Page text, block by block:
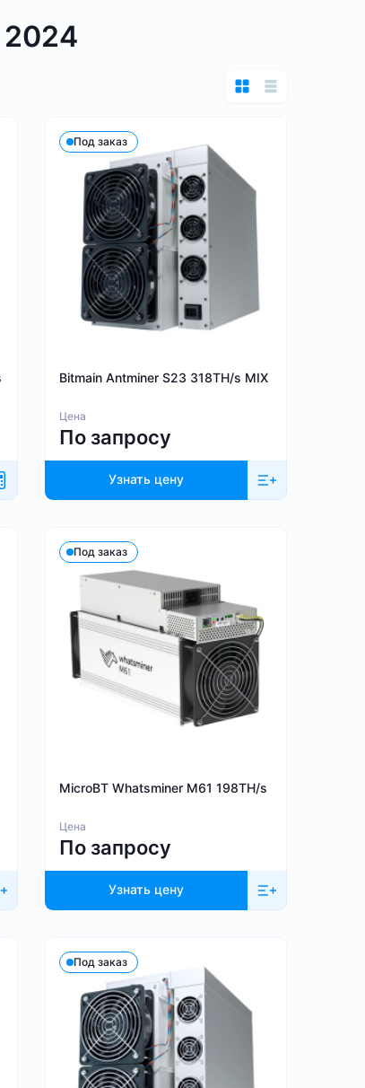
2024
Под заказ
Bitmain Antminer S23 318TH/s MIX
Цена
По запросу
Узнать цену
Под заказ
MicroBT Whatsminer M61 198TH/s
Цена
По запросу
Узнать цену
Под заказ